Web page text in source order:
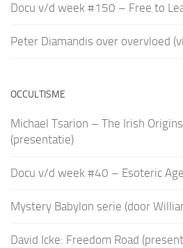
Docu v/d week #150 – Free to
Peter Diamandis over overvloed
OCCULTISME
Michael Tsarion – The Irish
(presentatie)
Docu v/d week #40 – Esoteric
Mystery Babylon serie (door
David Icke: Freedom Road